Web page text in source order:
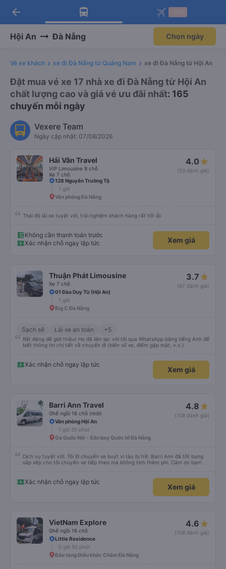
Tải app Vexere ngay!
Nhận ưu đãi thành viên độc
Mở app
Tải app Vexere
-30k/ghế khi đặt vé máy bay qua
Mở app
arrow_back
Hội An Đà Nẵng Chọn ngày
Vé xe khách xe đi Đà Nẵng từ Quảng Nam xe đi Đà Nẵng từ Hội An
Đặt mua vé xe 17 nhà xe đi Đà Nẵng từ Hội An
chất lượng cao và giá vé ưu đãi nhất: 165
chuyến mỗi ngày
Vexere Team
Ngày cập nhật: 07/08/2026
Hải Vân Travel
VIP Limousine 9 chỗ
Xe 7 chỗ
4.0
(53 đánh giá)
128 Nguyễn Trường Tộ
1 giờ
Văn phòng Đà Nẵng
Thái độ lái xe tuyệt vời, trải nghiệm khách hàng rất tốt 👍
Không cần thanh toán trước
Xác nhận chỗ ngay lập tức
Xem giá
Thuận Phát Limousine
Xe 7 chỗ
3.7
(67 đánh giá)
01 Đào Duy Từ (Hội An)
1 giờ
Big C Đà Nẵng
Sạch sẽ Lái xe an toàn +5
Rất đáng để giới thiệu! Họ đã liên lạc với tôi qua WhatsApp bằng tiếng Anh để
biết thông tin chi tiết về chuyến đi (biển số xe, điểm gặp mặt, v.v.)
Xác nhận chỗ ngay lập tức
Xem giá
Barri Ann Travel
Ghế ngồi 16 chỗ (mới)
4.8
(108 đánh giá)
Văn phòng Hội An
1 giờ 30 phút
Ga Quốc Nội - Sân bay Quốc tế Đà Nẵng
Dịch vụ tuyệt vời. Tôi lỡ chuyến xe buýt vì tàu bị trễ: Barri Ann đã tốt bụng
sắp xếp cho tôi chuyến xe tiếp theo mà không tính thêm phí. Cảm ơn bạn!
Xác nhận chỗ ngay lập tức
Xem giá
VietNam Explore
Ghế ngồi 16 chỗ
4.6
(108 đánh giá)
Little Residence
0 giờ 50 phút
Bảo tàng Điêu khắc Chăm Đà Nẵng